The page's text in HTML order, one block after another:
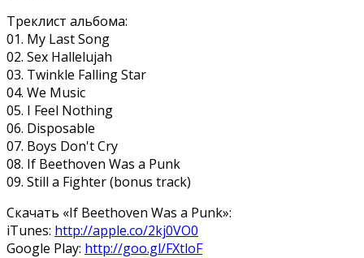
Треклист альбома:
01. My Last Song
02. Sex Hallelujah
03. Twinkle Falling Star
04. We Music
05. I Feel Nothing
06. Disposable
07. Boys Don't Cry
08. If Beethoven Was a Punk
09. Still a Fighter (bonus track)
Скачать «If Beethoven Was a Punk»:
iTunes: http://apple.co/2kj0VO0
Google Play: http://goo.gl/FXtloF